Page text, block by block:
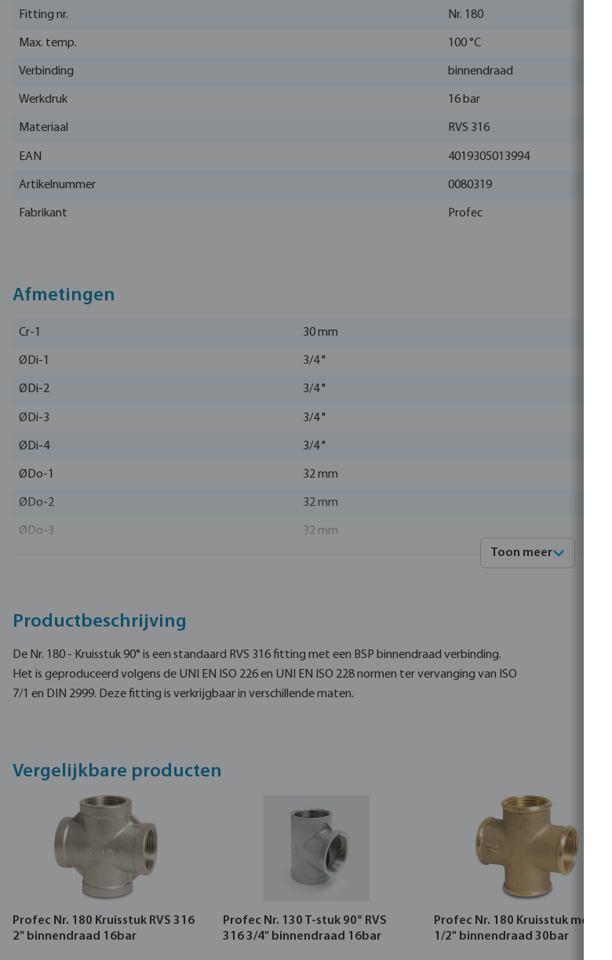
Fitting nr. Nr. 180
Max. temp. 100 °C
Verbinding binnendraad
Werkdruk 16 bar
Materiaal RVS 316
EAN 4019305013994
Artikelnummer 0080319
Fabrikant Profec
Afmetingen
Cr-1 30 mm
ØDi-1 3/4 "
ØDi-2 3/4 "
ØDi-3 3/4 "
ØDi-4 3/4 "
ØDo-1 32 mm
ØDo-2 32 mm
ØDo-3 32 mm
Toon meer
Productbeschrijving
De Nr. 180 - Kruisstuk 90° is een standaard RVS 316 fitting met een BSP binnendraad verbinding.
Het is geproduceerd volgens de UNI EN ISO 226 en UNI EN ISO 228 normen ter vervanging van ISO
7/1 en DIN 2999. Deze fitting is verkrijgbaar in verschillende maten.
Vergelijkbare producten
Profec Nr. 180 Kruisstuk RVS 316
2" binnendraad 16bar
Profec Nr. 130 T-stuk 90° RVS
316 3/4" binnendraad 16bar
Profec Nr. 180 Kruisstuk messing
1/2" binnendraad 30bar